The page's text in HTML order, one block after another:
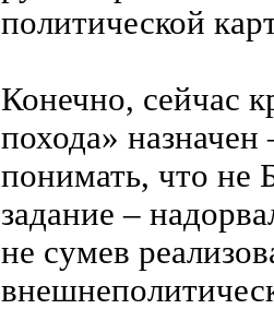
политической
Конечно, сейчас
похода»
понимать, что не
задание –
не сумев